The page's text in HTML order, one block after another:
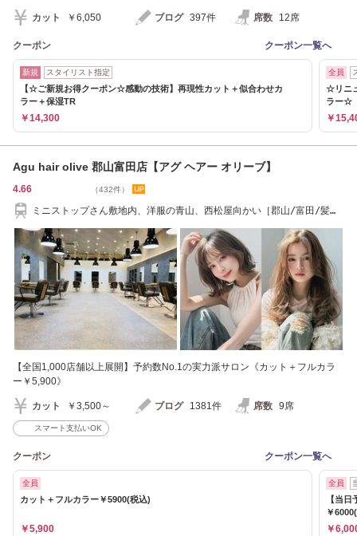
カット ￥6,050 ブログ 397件 席数 12席
クーポン クーポン一覧へ
新規 スタイリスト指定
【☆ご新規お得クーポン☆感動の技術】再現性カット＋似合わせカ
ラー＋保湿TR
￥14,300
全員
☆リニ
ラー☆
￥
Agu hair olive 郡山富田店【アグ ヘアー オリーブ】
4.66 （432件）
ミニストップさん敷地内、洋服の青山、西松屋向かい［郡山/富田/髪質
【全国1,000店舗以上展開】予約数No.1の実力派サロン《カット＋フルカラ
ー￥5,900》
カット ￥3,500～ ブログ 1381件 席数 9席
スマート支払いOK
クーポン クーポン一覧へ
全員
カット＋フルカラー￥5900(税込)
￥5,900
全員
【当
￥
￥